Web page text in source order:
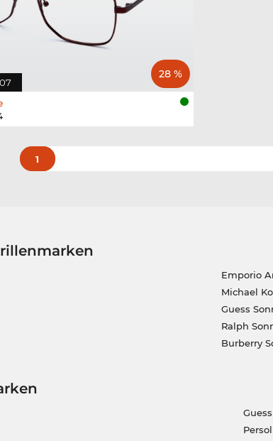
28 %
1
Emporio
Michael
Guess
Ralph
Burberry